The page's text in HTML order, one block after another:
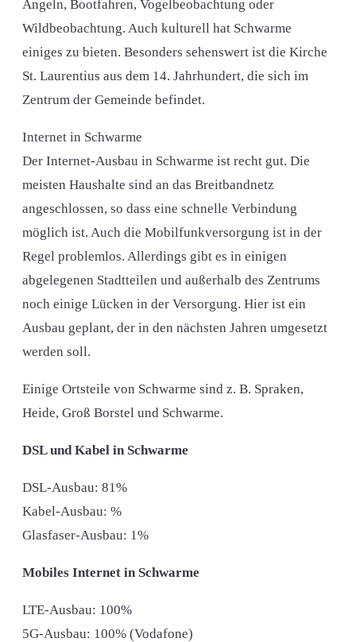
Angeln, Bootfahren, Vogelbeobachtung oder
Wildbeobachtung. Auch kulturell hat Schwarme
einiges zu bieten. Besonders sehenswert ist die Kirche
St. Laurentius aus dem 14. Jahrhundert, die sich im
Zentrum der Gemeinde befindet.
Internet in Schwarme
Der Internet-Ausbau in Schwarme ist recht gut. Die
meisten Haushalte sind an das Breitbandnetz
angeschlossen, so dass eine schnelle Verbindung
möglich ist. Auch die Mobilfunkversorgung ist in der
Regel problemlos. Allerdings gibt es in einigen
abgelegenen Stadtteilen und außerhalb des Zentrums
noch einige Lücken in der Versorgung. Hier ist ein
Ausbau geplant, der in den nächsten Jahren umgesetzt
werden soll.
Einige Ortsteile von Schwarme sind z. B. Spraken,
Heide, Groß Borstel und Schwarme.
DSL und Kabel in Schwarme
DSL-Ausbau: 81%
Kabel-Ausbau: %
Glasfaser-Ausbau: 1%
Mobiles Internet in Schwarme
LTE-Ausbau: 100%
5G-Ausbau: 100% (Vodafone)